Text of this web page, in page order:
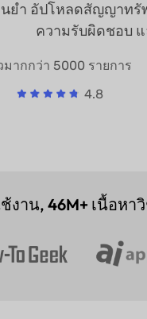
นยำ อัปโหลดสัญญาท
ความรับผิดชอบ แ
มากกว่า 5000 รายการ
4.8
งาน,46M+ เนื้อหา